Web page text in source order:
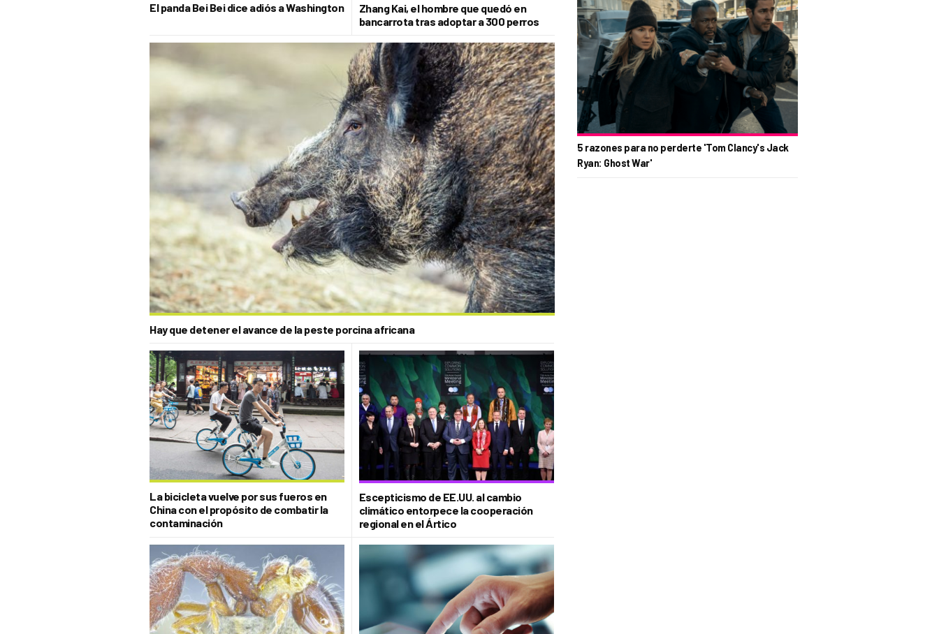
El panda Bei Bei dice adiós a Washington
Zhang Kai, el hombre que quedó en
bancarrota tras adoptar a 300 perros
Hay que detener el avance de la peste porcina africana
La bicicleta vuelve por sus fueros en
China con el propósito de combatir la
contaminación
Escepticismo de EE.UU. al cambio
climático entorpece la cooperación
regional en el Ártico
5 razones para no perderte 'Tom Clancy's Jack
Ryan: Ghost War'